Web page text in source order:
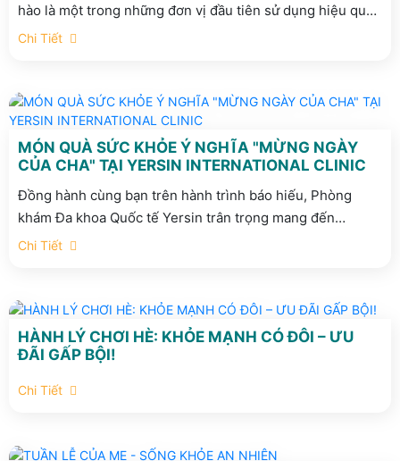
hào là một trong những đơn vị đầu tiên sử dụng hiệu quả
AI trong Nội soi tiêu hóa ở Việt Nam.
Chi Tiết
MÓN QUÀ SỨC KHỎE Ý NGHĨA "MỪNG NGÀY
CỦA CHA" TẠI YERSIN INTERNATIONAL CLINIC
Đồng hành cùng bạn trên hành trình báo hiếu, Phòng
khám Đa khoa Quốc tế Yersin trân trọng mang đến
chương trình ưu đãi đặc biệt: "Món Quà Sức Khỏe – Trọn
Chi Tiết
HÀNH LÝ CHƠI HÈ: KHỎE MẠNH CÓ ĐÔI – ƯU
ĐÃI GẤP BỘI!
Chi Tiết